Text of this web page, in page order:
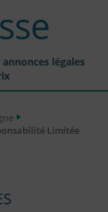
légales
Limitée